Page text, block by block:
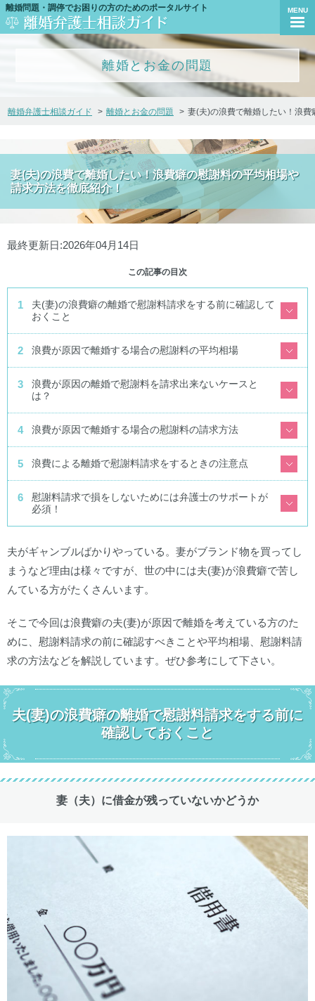
離婚問題・調停でお困りの方のためのポータルサイト MENU
離婚とお金の問題
離婚弁護士相談ガイド 離婚とお金の問題 妻(夫)の浪費で離婚したい！浪
妻(夫)の浪費で離婚したい！浪費癖の慰謝料の平均相場や
請求方法を徹底紹介！
最終更新日:2026年04月14日
この記事の目次
夫(妻)の浪費癖の離婚で慰謝料請求をする前に確認して
おくこと
浪費が原因で離婚する場合の慰謝料の平均相場
浪費が原因の離婚で慰謝料を請求出来ないケースと
は？
浪費が原因で離婚する場合の慰謝料の請求方法
浪費による離婚で慰謝料請求をするときの注意点
慰謝料請求で損をしないためには弁護士のサポートが
必須！
夫がギャンブルばかりやっている。妻がブランド物を買ってし
まうなど理由は様々ですが、世の中には夫(妻)が浪費癖で苦し
んている方がたくさんいます。
そこで今回は浪費癖の夫(妻)が原因で離婚を考えている方のた
めに、慰謝料請求の前に確認すべきことや平均相場、慰謝料請
求の方法などを解説しています。ぜひ参考にして下さい。
夫(妻)の浪費癖の離婚で慰謝料請求をする前に
確認しておくこと
妻（夫）に借金が残っていないかどうか